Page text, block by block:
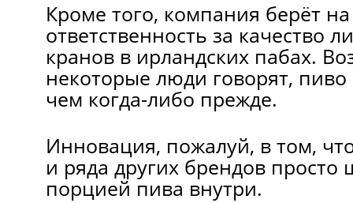
Кроме тoго, компания берёт
ответственность зa качество
кранов в ирландских пабах.
некоторые люди говорят, пиво
чем когда-либо прежде.
Инновация, пожалуй, в том,
и ряда других брендов
порцией пива внутри.